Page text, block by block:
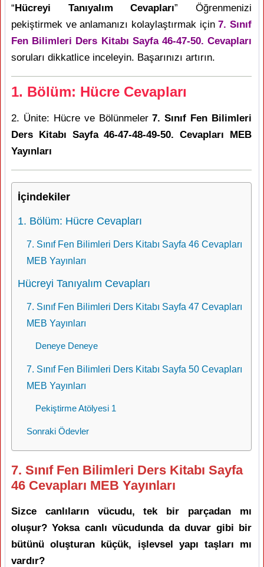
“Hücreyi Tanıyalım Cevapları” Öğrenmenizi
pekiştirmek ve anlamanızı kolaylaştırmak için7. Sınıf
Fen Bilimleri Ders Kitabı Sayfa 46-47-50. Cevapları
soruları dikkatlice inceleyin. Başarınızı artırın.
1. Bölüm: Hücre Cevapları
2. Ünite: Hücre ve Bölünmeler7. Sınıf Fen Bilimleri
Ders Kitabı Sayfa 46-47-48-49-50. Cevapları MEB
Yayınları
İçindekiler
1. Bölüm: Hücre Cevapları
7. Sınıf Fen Bilimleri Ders Kitabı Sayfa 46 Cevapları
MEB Yayınları
Hücreyi Tanıyalım Cevapları
7. Sınıf Fen Bilimleri Ders Kitabı Sayfa 47 Cevapları
MEB Yayınları
Deneye Deneye
7. Sınıf Fen Bilimleri Ders Kitabı Sayfa 50 Cevapları
MEB Yayınları
Pekiştirme Atölyesi 1
Sonraki Ödevler
7. Sınıf Fen Bilimleri Ders Kitabı Sayfa
46 Cevapları MEB Yayınları
Sizce canlıların vücudu, tek bir parçadan mı
oluşur? Yoksa canlı vücudunda da duvar gibi bir
bütünü oluşturan küçük, işlevsel yapı taşları mı
vardır?